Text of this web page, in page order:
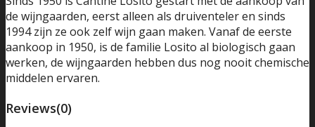
de wijngaarden, eerst alleen als druiventeler en sinds
1994 zijn ze ook zelf wijn gaan maken. Vanaf de eerste
aankoop in 1950, is de familie Losito al biologisch gaan
werken, de wijngaarden hebben dus nog nooit chemische
middelen ervaren.
Reviews(0)